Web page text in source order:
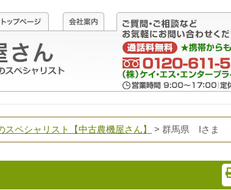
ペシャリスト【中古農機屋さん】 > 群馬県 Iさま